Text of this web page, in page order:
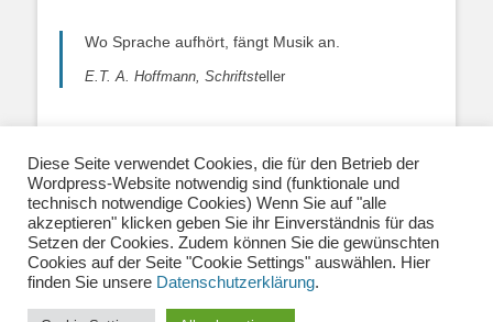
Wo Sprache aufhört, fängt Musik an.
E.T. A. Hoffmann, Schriftsteller
Über uns|Impressum|Datenschutzerklärung|
Kontakt|Newsletter| E-Mail:
info@musiklehrernetzwerk.de
Social Media:Mastodon|Instagram |Facebook
-
Fotos auf dieser Website siehe Impressum
Diese Seite verwendet Cookies, die für den Betrieb der
Wordpress-Website notwendig sind (funktionale und
technisch notwendige Cookies) Wenn Sie auf "alle
akzeptieren" klicken geben Sie ihr Einverständnis für das
Setzen der Cookies. Zudem können Sie die gewünschten
Cookies auf der Seite "Cookie Settings" auswählen. Hier
finden Sie unsere Datenschutzerklärung.